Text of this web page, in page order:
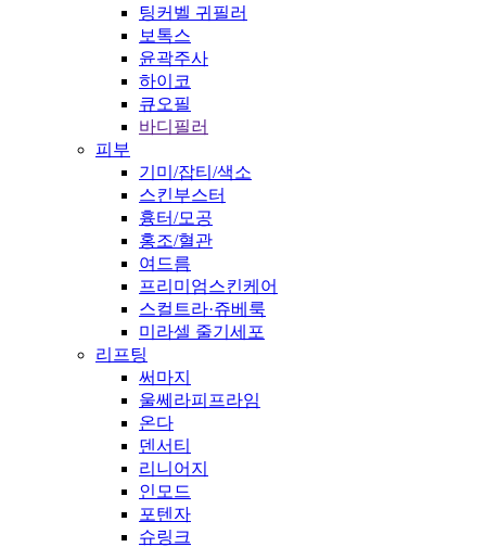
팅커벨 귀필러
보톡스
윤곽주사
하이코
큐오필
바디필러
피부
기미/잡티/색소
스킨부스터
흉터/모공
홍조/혈관
여드름
프리미엄스킨케어
스컬트라·쥬베룩
미라셀 줄기세포
리프팅
써마지
울쎄라피프라임
온다
덴서티
리니어지
인모드
포텐자
슈링크